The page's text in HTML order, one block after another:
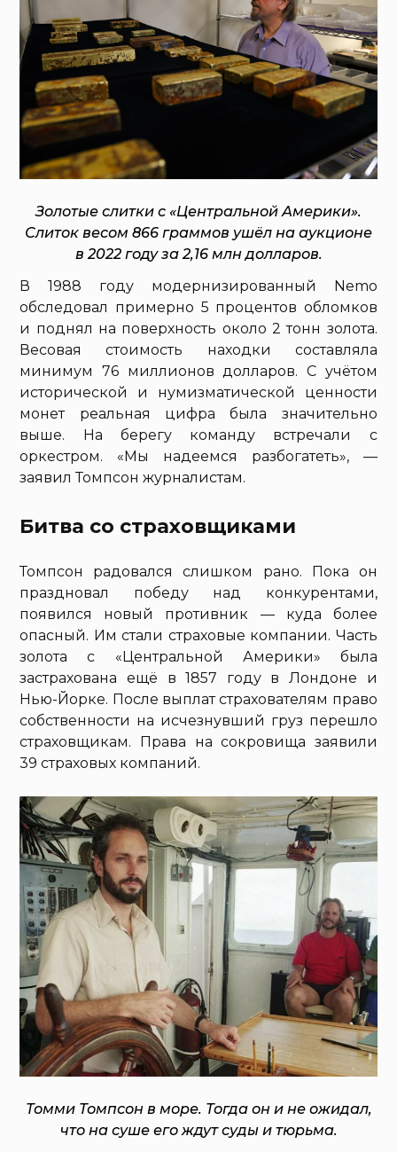
Золотые слитки с «Центральной Америки».
Слиток весом 866 граммов ушёл на аукционе
в 2022 году за 2,16 млн долларов.
В 1988 году модернизированный Nemo
обследовал примерно 5 процентов обломков
и поднял на поверхность около 2 тонн золота.
Весовая стоимость находки составляла
минимум 76 миллионов долларов. С учётом
исторической и нумизматической ценности
монет реальная цифра была значительно
выше. На берегу команду встречали с
оркестром. «Мы надеемся разбогатеть», —
заявил Томпсон журналистам.
Битва со страховщиками
Томпсон радовался слишком рано. Пока он
праздновал победу над конкурентами,
появился новый противник — куда более
опасный. Им стали страховые компании. Часть
золота с «Центральной Америки» была
застрахована ещё в 1857 году в Лондоне и
Нью-Йорке. После выплат страхователям право
собственности на исчезнувший груз перешло
страховщикам. Права на сокровища заявили
39 страховых компаний.
Томми Томпсон в море. Тогда он и не ожидал,
что на суше его ждут суды и тюрьма.